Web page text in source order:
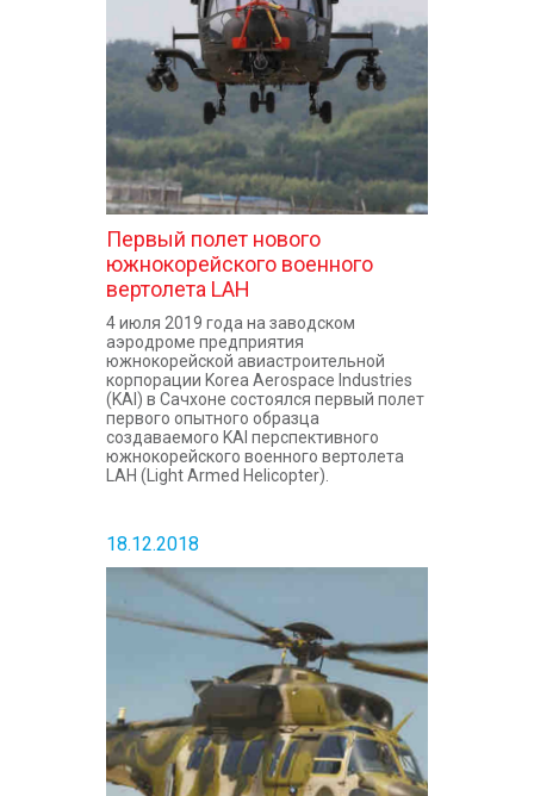
Первый полет нового
южнокорейского военного
вертолета LAH
4 июля 2019 года на заводском
аэродроме предприятия
южнокорейской авиастроительной
корпорации Korea Aerospace Industries
(KAI) в Сачхоне состоялся первый полет
первого опытного образца
создаваемого KAI перспективного
южнокорейского военного вертолета
LAH (Light Armed Helicopter).
18.12.2018